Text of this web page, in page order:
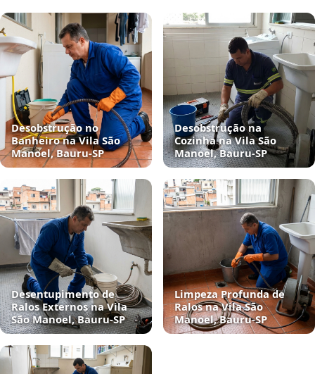
Desobstrução no
Banheiro na Vila São
Manoel, Bauru‑SP
Desobstrução na
Cozinha na Vila São
Manoel, Bauru‑SP
Desentupimento de
Ralos Externos na Vila
São Manoel, Bauru‑SP
Limpeza Profunda de
Ralos na Vila São
Manoel, Bauru‑SP